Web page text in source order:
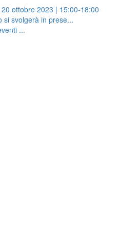
ottobre 2023 | 15:00-18:00
si svolgerà in prese...
...